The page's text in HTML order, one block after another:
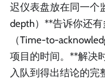
迟仪表盘放在同一个
depth）**告诉你还
（Time-to-
项目的时间。**解决
入队到得出结论的完